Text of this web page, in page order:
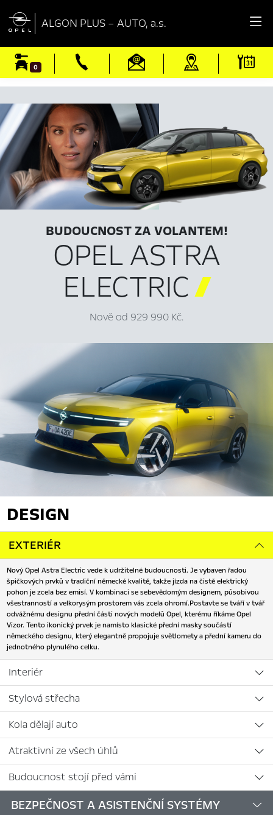
 ALGON PLUS – AUTO, a.s.
0
BUDOUCNOST ZA VOLANTEM!
OPEL ASTRA
ELECTRIC
Nově od 929 990 Kč.
DESIGN
EXTERIÉR
Nový Opel Astra Electric vede k udržitelné budoucnosti. Je vybaven řadou
špičkových prvků v tradiční německé kvalitě, takže jízda na čistě elektrický
pohon je zcela bez emisí. V kombinaci se sebevědomým designem, působivou
všestranností a velkorysým prostorem vás zcela ohromí.Postavte se tváří v tvář
odvážnému designu přední části nových modelů Opel, kterému říkáme Opel
Vizor. Tento ikonický prvek je namísto klasické přední masky součástí
německého designu, který elegantně propojuje světlomety a přední kameru do
jednotného plynulého celku.
Interiér
Stylová střecha
Kola dělají auto
Atraktivní ze všech úhlů
Budoucnost stojí před vámi
BEZPEČNOST A ASISTENČNÍ SYSTÉMY